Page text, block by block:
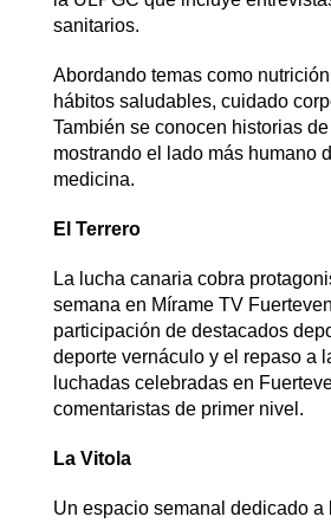
sanitarios.
Abordando temas como
hábitos saludables, cuidado
También se conocen historias
mostrando el lado más humano
medicina.
El Terrero
La lucha canaria cobra
semana en Mírame TV
participación de destacados
deporte vernáculo y el repaso a
luchadas celebradas en
comentaristas de primer nivel.
La Vitola
Un espacio semanal dedicado a